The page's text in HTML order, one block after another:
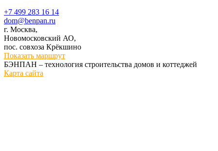
+7 499 283 16 14
dom@benpan.ru
г. Москва,
Новомосковский АО,
пос. совхоза Крёкшино
Показать маршрут
БЭНПАН – технология строительства домов и коттеджей
Карта сайта